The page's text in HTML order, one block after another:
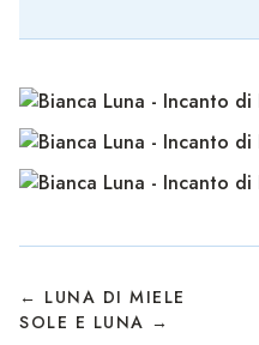
← LUNA DI MIELE
SOLE E LUNA →